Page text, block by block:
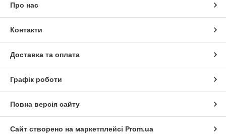
Про нас
Контакти
Доставка та оплата
Графік роботи
Повна версія сайту
Сайт створено на маркетплейсі Prom.ua